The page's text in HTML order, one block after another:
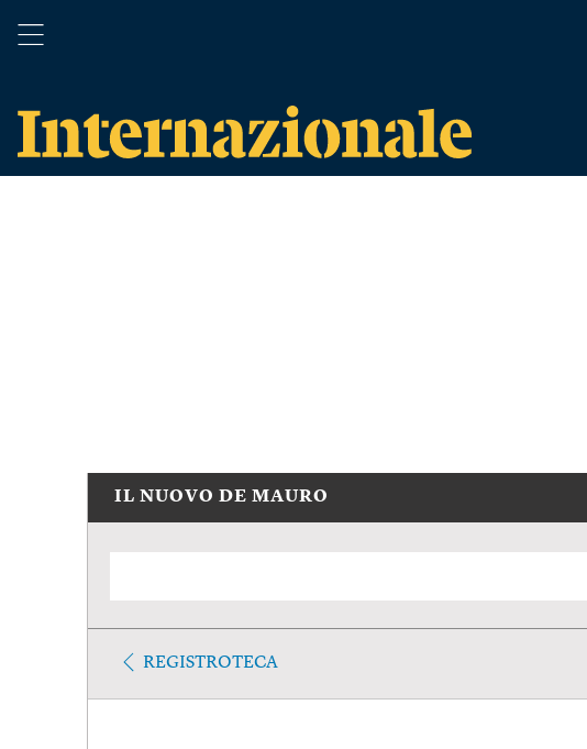
IL NUOVO DE MAURO
REGISTROTECA